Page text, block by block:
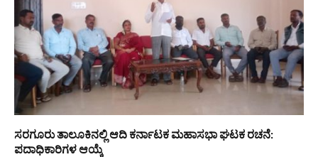
ಸರಗೂರು ತಾಲೂಕಿನಲ್ಲಿ ಆದಿ ಕರ್ನಾಟಕ ಮಹಾಸಭಾ ಘಟಕ ರಚನೆ:
ಪದಾಧಿಕಾರಿಗಳ ಆಯ್ಕೆ